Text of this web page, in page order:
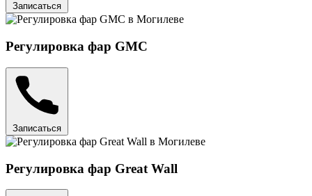
Записаться
Регулировка фар GMC
Записаться
Регулировка фар Great Wall